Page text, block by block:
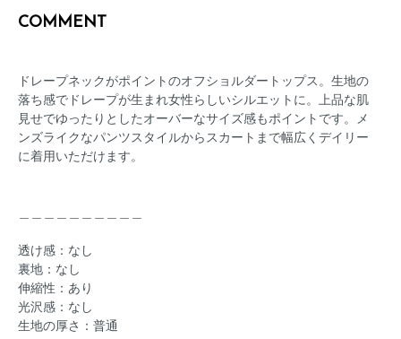
COMMENT
ドレープネックがポイントのオフショルダートップス。生地の
落ち感でドレープが生まれ女性らしいシルエットに。上品な肌
見せでゆったりとしたオーバーなサイズ感もポイントです。メ
ンズライクなパンツスタイルからスカートまで幅広くデイリー
に着用いただけます。
透け感：なし
裏地：なし
伸縮性：あり
光沢感：なし
生地の厚さ：普通